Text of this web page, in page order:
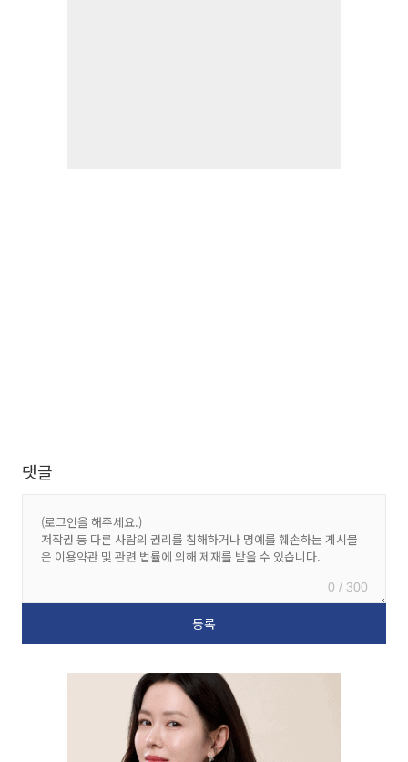
댓글
0 / 300